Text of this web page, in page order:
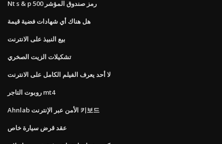
Nt s & p 500 رمز صندوق المؤشر
هل هناك أي شهادات فضية قيمة
بيع النبيذ على الانترنت
تشكيلات الزيت الصخري
لا أحد يعرف الفيلم الكامل على الانترنت
روبوت التاجر mt4
Ahnlab الأمن عبر الإنترنت 키보드
عقد قرض سيارة خاص